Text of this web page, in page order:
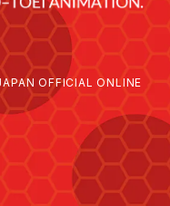
JAPAN OFFICIAL ONLINE